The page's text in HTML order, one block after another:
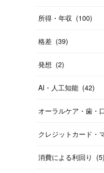
所得・年収 (100)
格差 (39)
発想 (2)
AI・人工知能 (42)
オーラルケア・歯・
クレジットカード・
消費による利回り (5)